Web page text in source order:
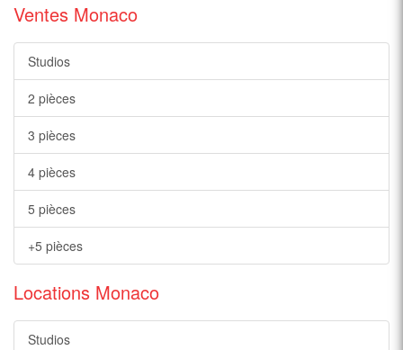
Ventes Monaco
Studios
2 pièces
3 pièces
4 pièces
5 pièces
+5 pièces
Locations Monaco
Studios